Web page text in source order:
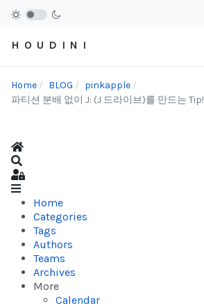
H O U D I N I
Home BLOG
pinkapple
파티션 분배 없이 J: (J 드라이브)를 만드는 Tip!
Home
Sign In
Home
Categories
Tags
Authors
Teams
Archives
More
Calendar